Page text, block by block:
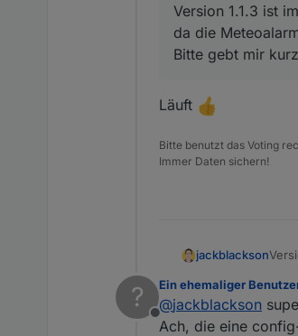
Version 1.1.3 ist
da die
Bitte gebt mir
Läuft
Bitte benutzt das Voting
Immer Daten sichern!
jackblackson
kurz
?
Offline
Ein ehemaliger
@jackblackson
Ach, die eine